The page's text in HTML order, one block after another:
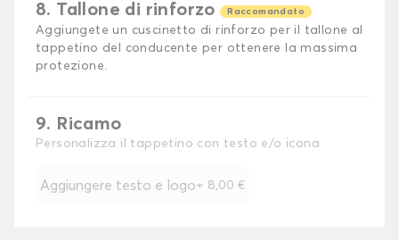
8. Tallone di rinforzo Raccomandato
Aggiungete un cuscinetto di rinforzo per il tallone al
tappetino del conducente per ottenere la massima
protezione.
9. Ricamo
Personalizza il tappetino con testo e/o icona
Aggiungere testo e logo+ 8,00 €